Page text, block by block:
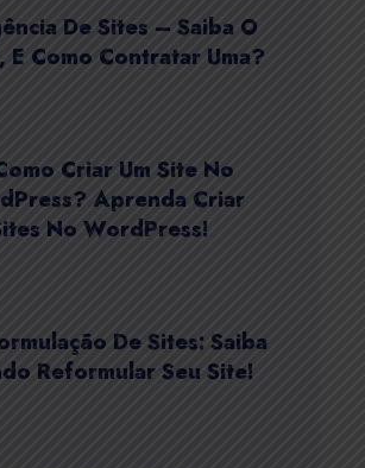
De Sites – Saiba O
E Como Contratar Uma?
Criar Um Site No
Aprenda Criar
No WordPress!
De Sites: Saiba
Reformular Seu Site!